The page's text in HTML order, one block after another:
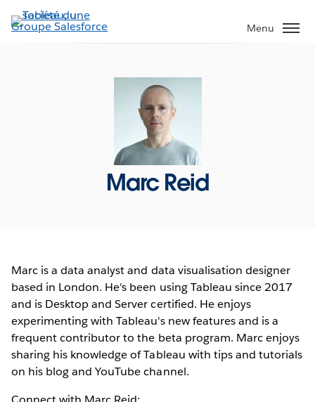
Aller
au
Menu
Marc Reid
Marc is a data analyst and data visualisation designer
based in London. He's been using Tableau since 2017
and is Desktop and Server certified. He enjoys
experimenting with Tableau's new features and is a
frequent contributor to the beta program. Marc enjoys
sharing his knowledge of Tableau with tips and tutorials
on his blog and YouTube channel.